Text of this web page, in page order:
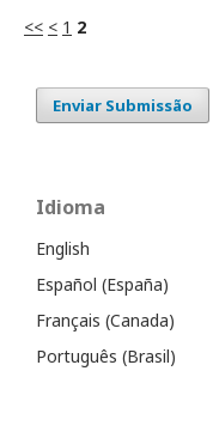
<< < 1 2
Enviar Submissão
Idioma
English
Español (España)
Français (Canada)
Português (Brasil)